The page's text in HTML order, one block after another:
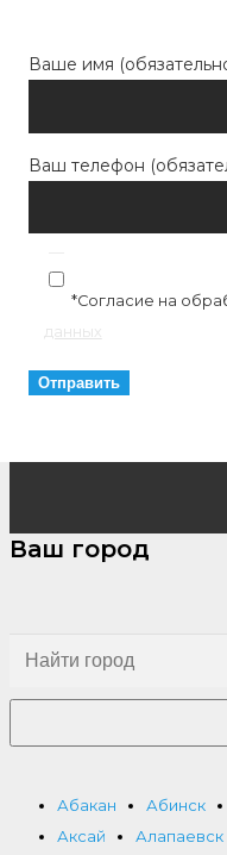
Ваше имя
Ваш телефон
*Согласие на
данных
Ваш город
Абакан Абинск
Аксай
Алапаевск